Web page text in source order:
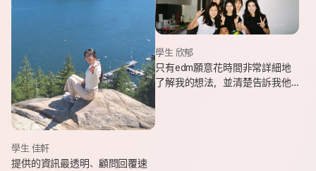
學生 佳軒
提供的資訊最透明、顧問回覆速
學生 欣郁
只有edm願意花時間非常詳細地
了解我的想法，並清楚告訴我他